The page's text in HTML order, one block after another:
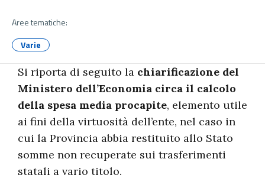
Aree tematiche:
Varie
Si riporta di seguito la chiarificazione del
Ministero dell’Economia circa il calcolo
della spesa media procapite, elemento utile
ai fini della virtuosità dell’ente, nel caso in
cui la Provincia abbia restituito allo Stato
somme non recuperate sui trasferimenti
statali a vario titolo.